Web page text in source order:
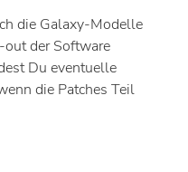
die Galaxy-Modelle
der Software
Du eventuelle
die Patches Teil